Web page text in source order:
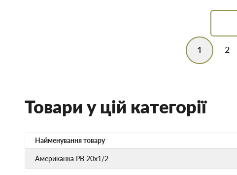
1 2
Товари у цій категорії
Найменування товару
Американка PB 20х1/2